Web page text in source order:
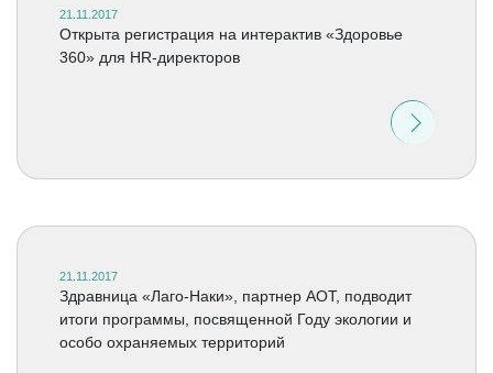
21.11.2017
Открыта регистрация на интерактив «Здоровье
360» для HR-директоров
21.11.2017
Здравница «Лаго-Наки», партнер АОТ, подводит
итоги программы, посвященной Году экологии и
особо охраняемых территорий